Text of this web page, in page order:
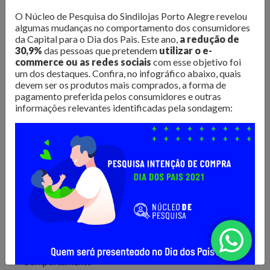
levantamentos sobre as questões mais importantes para o
varejo da Capital. Dados deintenção de compra,
resultado de vendas e comportamento do consumidor
são divulgados para que os lojistas possam organizar seus
negócios da melhor forma. Além disso, são produzidose-
books com tendências e análises do mercado, para
inspirar os negócios em sua atualização e transformação.
O Núcleo de Pesquisa do Sindilojas Porto Alegre revelou
algumas mudanças no comportamento dos consumidores
da Capital para o Dia dos Pais. Este ano, a redução de
30,9% das pessoas que pretendem utilizar o e-
commerce ou as redes sociais com esse objetivo foi
um dos destaques. Confira, no infográfico abaixo, quais
devem ser os produtos mais comprados, a forma de
pagamento preferida pelos consumidores e outras
informações relevantes identificadas pela sondagem: